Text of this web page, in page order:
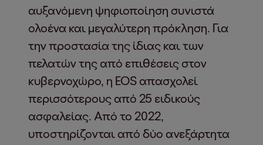
αυξανόμενη ψηφιοποίηση συνιστά
ολοένα και μεγαλύτερη πρόκληση. Για
την προστασία της ίδιας και των
πελατών της από επιθέσεις στον
κυβερνοχώρο, η EOS απασχολεί
περισσότερους από 25 ειδικούς
ασφαλείας. Από το 2022,
υποστηρίζονται από δύο ανεξάρτητα